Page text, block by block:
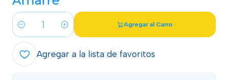
Cantidad
Agregar al Carro
Agregar a la lista de favoritos